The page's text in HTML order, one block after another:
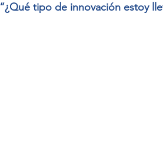
“¿Qué tipo de innovación estoy